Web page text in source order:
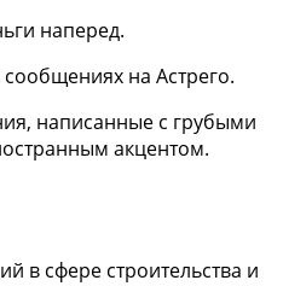
наперед.
на Астрего.
написанные с грубыми
акцентом.
в сфере строительства и